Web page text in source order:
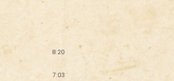
8:20
7:03